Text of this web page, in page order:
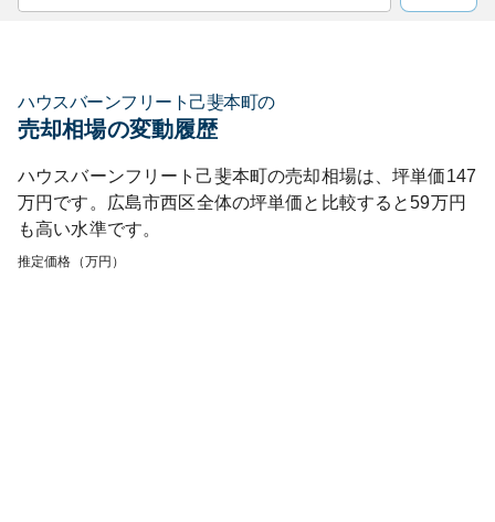
ハウスバーンフリート己斐本町の
売却相場の変動履歴
ハウスバーンフリート己斐本町の売却相場は、坪単価147
万円です。
広島市西区全体の坪単価と比較すると59万円
も高い水準です。
推定価格（万円）